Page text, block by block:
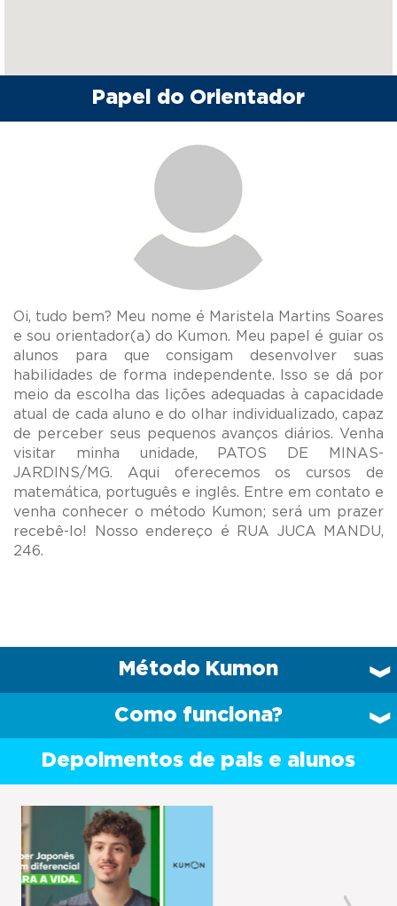
Papel do Orientador
Oi, tudo bem? Meu nome é Maristela Martins Soares
e sou orientador(a) do Kumon. Meu papel é guiar os
alunos para que consigam desenvolver suas
habilidades de forma independente. Isso se dá por
meio da escolha das lições adequadas à capacidade
atual de cada aluno e do olhar individualizado, capaz
de perceber seus pequenos avanços diários. Venha
visitar minha unidade, PATOS DE MINAS-
JARDINS/MG. Aqui oferecemos os cursos de
matemática, português e inglês. Entre em contato e
venha conhecer o método Kumon; será um prazer
recebê-lo! Nosso endereço é RUA JUCA MANDU,
Método Kumon
Como funciona?
Depoimentos de pais e alunos
Previous